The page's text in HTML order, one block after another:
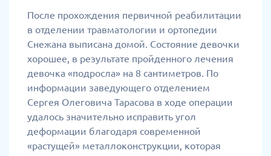
После прохождения первичной реабилитации
в отделении травматологии и ортопедии
Снежана выписана домой. Состояние девочки
хорошее, в результате пройденного лечения
девочка «подросла» на 8 сантиметров. По
информации заведующего отделением
Сергея Олеговича Тарасова в ходе операции
удалось значительно исправить угол
деформации благодаря современной
«растущей» металлоконструкции, которая